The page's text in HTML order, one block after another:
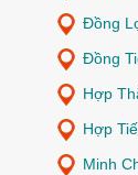
Đồng
Đồng
Hợp
Hợp
Minh